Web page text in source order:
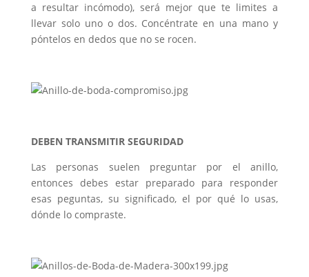
a resultar incómodo), será mejor que te limites a
llevar solo uno o dos. Concéntrate en una mano y
póntelos en dedos que no se rocen.
DEBEN TRANSMITIR SEGURIDAD
Las personas suelen preguntar por el anillo,
entonces debes estar preparado para responder
esas peguntas, su significado, el por qué lo usas,
dónde lo compraste.